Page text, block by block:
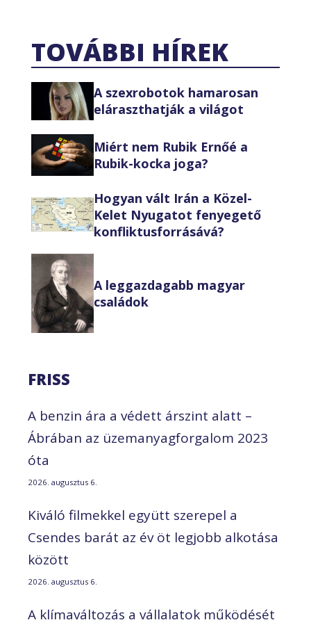
TOVÁBBI HÍREK
A szexrobotok hamarosan
eláraszthatják a világot
Miért nem Rubik Ernőé a
Rubik-kocka joga?
Hogyan vált Irán a Közel-
Kelet Nyugatot fenyegető
konfliktusforrásává?
A leggazdagabb magyar
családok
FRISS
A benzin ára a védett árszint alatt –
Ábrában az üzemanyagforgalom 2023
óta
2026. augusztus 6.
Kiváló filmekkel együtt szerepel a
Csendes barát az év öt legjobb alkotása
között
2026. augusztus 6.
A klímaváltozás a vállalatok működését